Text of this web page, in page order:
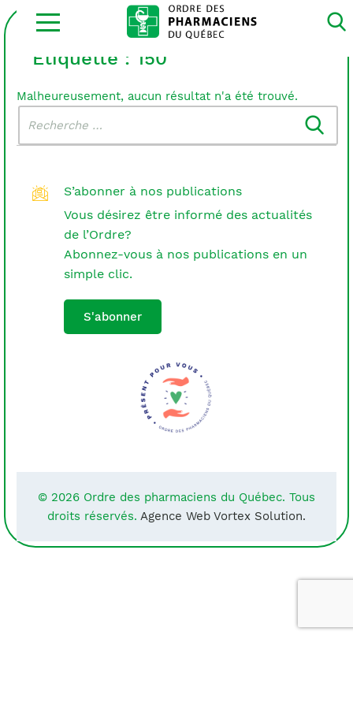
Ouvrir
la
site
Étiquette : 150
Malheureusement, aucun résultat n'a été trouvé.
dans
le
S’abonner à nos publications
Vous désirez être informé des actualités
de l’Ordre?
Abonnez-vous à nos publications en un
simple clic.
S'abonner
© 2026 Ordre des pharmaciens du Québec. Tous
droits réservés. Agence Web Vortex Solution.